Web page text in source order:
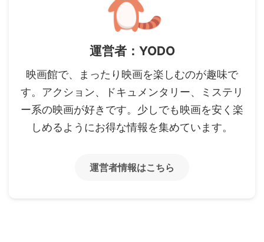
運営者：YODO
映画館で、まったり映画を楽しむのが趣味で
す。アクション、ドキュメンタリー、ミステリ
ー系の映画が好きです。少しでも映画を安く楽
しめるようにお得な情報を集めています。
運営者情報はこちら